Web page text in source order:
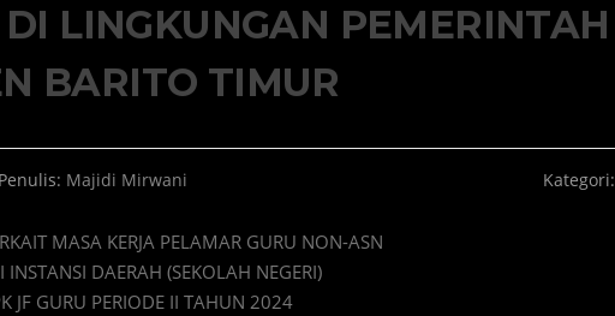
LINGKUNGAN PEMERINTAH
BARITO TIMUR
Penulis: Majidi Mirwani Kategori:
MASA KERJA PELAMAR GURU NON-ASN
INSTANSI DAERAH (SEKOLAH NEGERI)
JF GURU PERIODE II TAHUN 2024